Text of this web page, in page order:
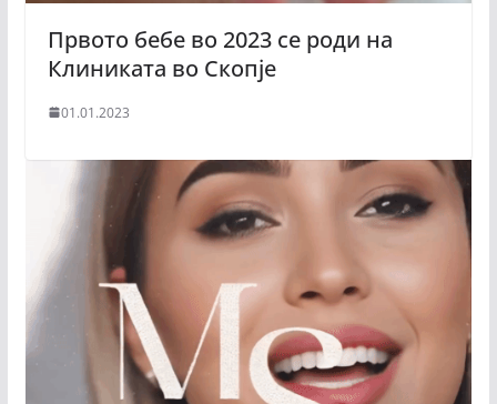
Првото бебе во 2023 се роди на
Клиниката во Скопје
01.01.2023